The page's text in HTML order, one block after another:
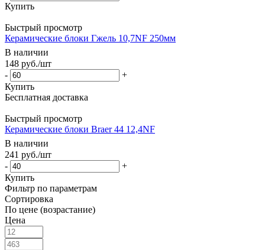
Купить
Быстрый просмотр
Керамические блоки Гжель 10,7NF 250мм
В наличии
148 руб./шт
-
+
Купить
Быстрый просмотр
Керамические блоки Braer 44 12,4NF
В наличии
241 руб./шт
-
+
Купить
Фильтр по параметрам
Сортировка
По цене (возрастание)
Цена